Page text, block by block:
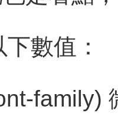
數值：
family)